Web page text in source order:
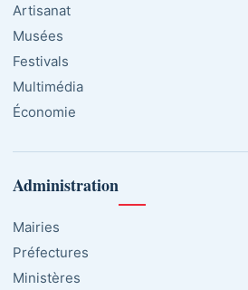
Artisanat
Musées
Festivals
Multimédia
Économie
Administration
Mairies
Préfectures
Ministères